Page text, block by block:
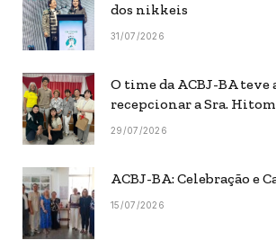
dos nikkeis
31/07/2026
O time da ACBJ-BA teve
recepcionar a Sra.
29/07/2026
ACBJ-BA: Celebração e
15/07/2026